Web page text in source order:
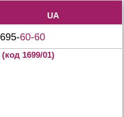
UA
UA
695-60-60
(код 1699/01)